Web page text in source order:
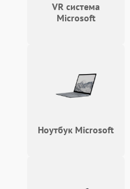
VR система
Microsoft
Ноутбук Microsoft